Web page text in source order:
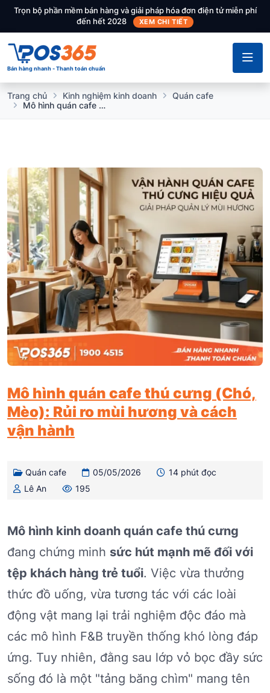
Trọn bộ phần mềm bán hàng và giải pháp hóa đơn điện tử miễn phí
đến hết 2028
XEM CHI TIẾT
Bán hàng nhanh - Thanh toán chuẩn
Trang chủ Kinh nghiệm kinh doanh
Quán cafe
Mô hình quán cafe thú cưng (Chó, Mèo): Rủi ro mùi hương và cách vận hành
Mô hình quán cafe thú cưng (Chó,
Mèo): Rủi ro mùi hương và cách
vận hành
Quán cafe 05/05/2026
14 phút đọc
Lê An
195
Mô hình kinh doanh quán cafe thú cưng
đang chứng minh sức hút mạnh mẽ đối với
tệp khách hàng trẻ tuổi. Việc vừa thưởng
thức đồ uống, vừa tương tác với các loài
động vật mang lại trải nghiệm độc đáo mà
các mô hình F&B truyền thống khó lòng đáp
ứng. Tuy nhiên, đằng sau lớp vỏ bọc đầy sức
sống đó là một "tảng băng chìm" mang tên